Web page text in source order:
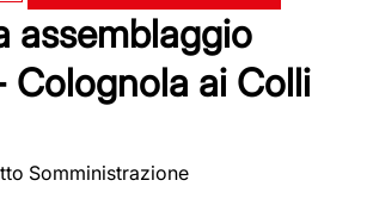
assemblaggio
Colognola ai Colli
Somministrazione